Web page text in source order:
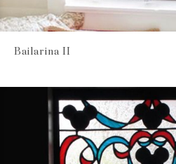
Bailarina II